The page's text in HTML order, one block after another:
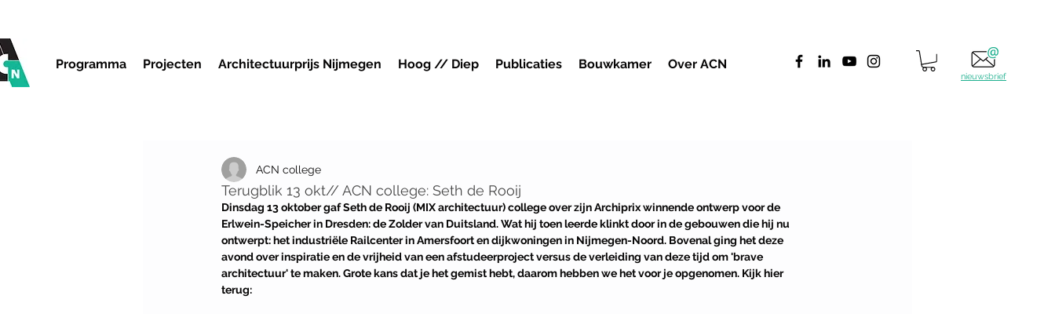
Programma Projecten Architectuurprijs Nijmegen Hoog // Diep Publicaties Bouwkamer Over ACN
nieuwsbrief
Terugblik 13 okt// ACN college: Seth de Rooij
ACN college
Dinsdag 13 oktober gaf Seth de Rooij (MIX architectuur) college over zijn Archiprix winnende ontwerp voor de
Erlwein-Speicher in Dresden: de Zolder van Duitsland. Wat hij toen leerde klinkt door in de gebouwen die hij nu
ontwerpt: het industriële Railcenter in Amersfoort en dijkwoningen in Nijmegen-Noord. Bovenal ging het deze
avond over inspiratie en de vrijheid van een afstudeerproject versus de verleiding van deze tijd om 'brave
architectuur' te maken. Grote kans dat je het gemist hebt, daarom hebben we het voor je opgenomen. Kijk hier
terug: